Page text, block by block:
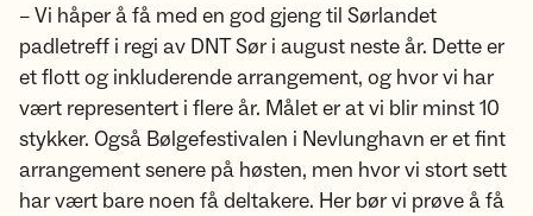
– Vi håper å få med en god gjeng til Sørlandet
padletreff i regi av DNT Sør i august neste år. Dette er
et flott og inkluderende arrangement, og hvor vi har
vært representert i flere år. Målet er at vi blir minst 10
stykker. Også Bølgefestivalen i Nevlunghavn er et fint
arrangement senere på høsten, men hvor vi stort sett
har vært bare noen få deltakere. Her bør vi prøve å få